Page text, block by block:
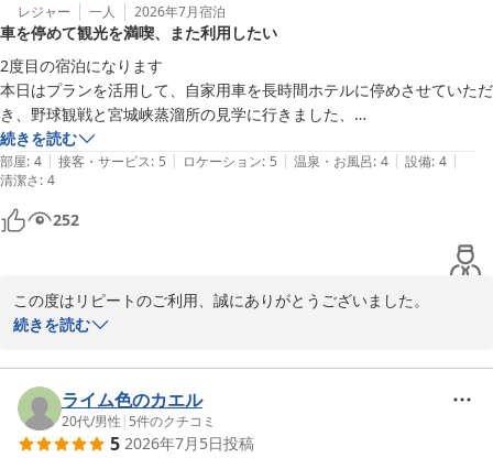
ス、女性湯はバブルバスでゆったりを浴槽に浸かり疲れを癒してい
ただけるかと思います。
また、お客様のおっしゃる通り、チェックイン・チェックアウトの
際には送迎サービスもございますので、機会がございましたら是非
ご利用くださいませ。
今後もお客様がご満足していただけるサービスを提供できる様、努
めて参ります。また仙台へお越しの際は、ぜひ丘のホテルへ足をお
運びくださいますようお願い申し上げます。
お客様のまたのご利用をスタッフ一同、心よりお待ちしておりま
す。
丘のホテル
レジャー 一人 2026年7月宿泊
車を停めて観光を満喫、また利用したい
2度目の宿泊になります
本日はプランを活用して、自家用車を長時間ホテルに停めさせていただ
き、野球観戦と宮城峡蒸溜所の見学に行きました、
とても充実した一泊二日になりました。
急きょ、朝食も申し込み、朝から準備万端で出かけることができまし
た。
またお世話になります！
続きを読む
部屋: 4 | 接客・サービス: 5 | ロケーション: 5 | 温泉・お風呂: 4 | 設備: 4 |
清潔さ: 4
252
この度はリピートのご利用、誠にありがとうございました。
また、お忙しい中、クチコミをお寄せくださり重ねて御礼申し上げ
当ホテルの駐車場はチェックイン日午前９時からチェックアウト日
午後６時までご利用いただけますが、お客様がスポーツ観戦や観光
などをごゆっくり楽しんでいただけたけた様で何よりでございま
続きを読む
ライム色のカエル
20代/男性 | 5件のクチコミ
5 2026年7月5日投稿